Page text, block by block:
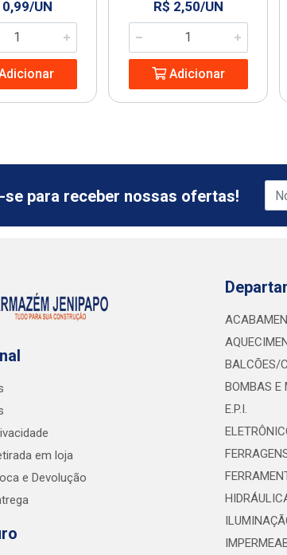
0,99/UN R$ 2,50/UN
Adicionar
se para receber nossas ofertas!
em loja
e Devolução
BALCÕES/
BOMBAS E
E.P.I.